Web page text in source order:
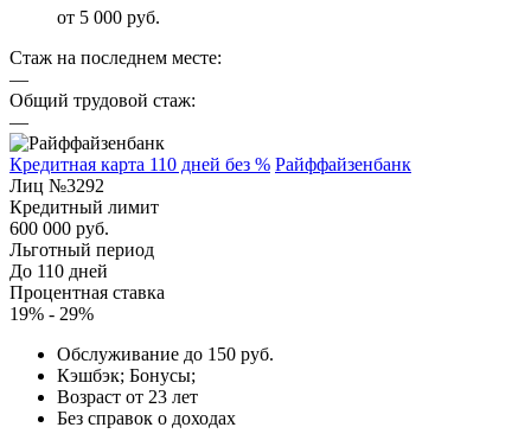
от 5 000 руб.
Стаж на последнем месте:
—
Общий трудовой стаж:
—
Кредитная карта 110 дней без % Райффайзенбанк
Лиц №3292
Кредитный лимит
600 000 руб.
Льготный период
До 110 дней
Процентная ставка
19% - 29%
Обслуживание до 150 руб.
Кэшбэк; Бонусы;
Возраст от 23 лет
Без справок о доходах